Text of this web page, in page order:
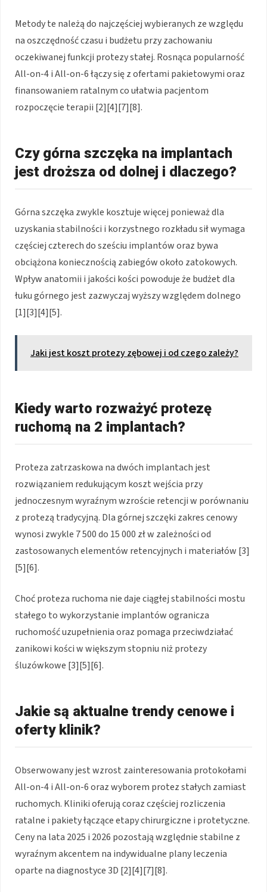
Metody te należą do najczęściej wybieranych ze względu
na oszczędność czasu i budżetu przy zachowaniu
oczekiwanej funkcji protezy stałej. Rosnąca popularność
All-on-4 i All-on-6 łączy się z ofertami pakietowymi oraz
finansowaniem ratalnym co ułatwia pacjentom
rozpoczęcie terapii [2][4][7][8].
Czy górna szczęka na implantach
jest droższa od dolnej i dlaczego?
Górna szczęka zwykle kosztuje więcej ponieważ dla
uzyskania stabilności i korzystnego rozkładu sił wymaga
częściej czterech do sześciu implantów oraz bywa
obciążona koniecznością zabiegów około zatokowych.
Wpływ anatomii i jakości kości powoduje że budżet dla
łuku górnego jest zazwyczaj wyższy względem dolnego
[1][3][4][5].
Jaki jest koszt protezy zębowej i od czego zależy?
Kiedy warto rozważyć protezę
ruchomą na 2 implantach?
Proteza zatrzaskowa na dwóch implantach jest
rozwiązaniem redukującym koszt wejścia przy
jednoczesnym wyraźnym wzroście retencji w porównaniu
z protezą tradycyjną. Dla górnej szczęki zakres cenowy
wynosi zwykle 7 500 do 15 000 zł w zależności od
zastosowanych elementów retencyjnych i materiałów [3]
[5][6].
Choć proteza ruchoma nie daje ciągłej stabilności mostu
stałego to wykorzystanie implantów ogranicza
ruchomość uzupełnienia oraz pomaga przeciwdziałać
zanikowi kości w większym stopniu niż protezy
śluzówkowe [3][5][6].
Jakie są aktualne trendy cenowe i
oferty klinik?
Obserwowany jest wzrost zainteresowania protokołami
All-on-4 i All-on-6 oraz wyborem protez stałych zamiast
ruchomych. Kliniki oferują coraz częściej rozliczenia
ratalne i pakiety łączące etapy chirurgiczne i protetyczne.
Ceny na lata 2025 i 2026 pozostają względnie stabilne z
wyraźnym akcentem na indywidualne plany leczenia
oparte na diagnostyce 3D [2][4][7][8].